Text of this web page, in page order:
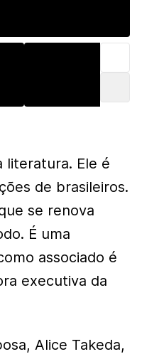
literatura. Ele é
de brasileiros.
se renova
É uma
associado é
executiva da
Alice Takeda,